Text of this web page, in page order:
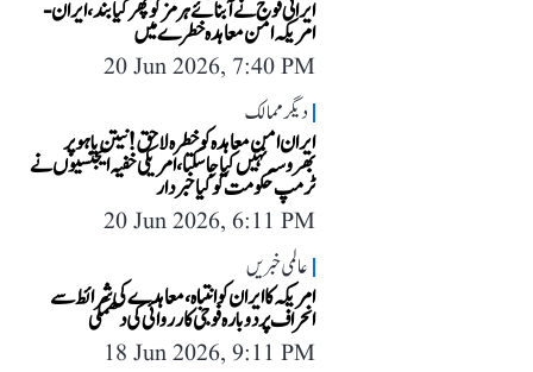
ایرانی فوج نے آبنائے ہرمز کو پھر کیا بند، ایران-
امریکہ امن معاہدہ خطرے میں
20 Jun 2026, 7:40 PM
دیگر ممالک
ایران امن معاہدہ کو خطرہ لاحق! نیتن یاہو پر
بھروسہ نہیں کیا جا سکتا، امریکی خفیہ ایجنسیوں نے
ٹرمپ حکومت کو کیا خبردار
20 Jun 2026, 6:11 PM
عالمی خبریں
امریکہ کا ایران کو انتباہ، معاہدے کی شرائط سے
انحراف پر دوبارہ فوجی کارروائی کی دھمکی
18 Jun 2026, 9:11 PM